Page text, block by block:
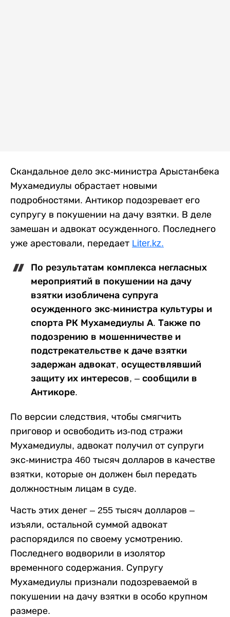
Скандальное дело экс-министра Арыстанбека
Мухамедиулы обрастает новыми
подробностями. Антикор подозревает его
супругу в покушении на дачу взятки. В деле
замешан и адвокат осужденного. Последнего
уже арестовали, передает Liter.kz.
По результатам комплекса негласных
мероприятий в покушении на дачу
взятки изобличена супруга
осужденного экс-министра культуры и
спорта РК Мухамедиулы А. Также по
подозрению в мошенничестве и
подстрекательстве к даче взятки
задержан адвокат, осуществлявший
защиту их интересов, – сообщили в
Антикоре.
По версии следствия, чтобы смягчить
приговор и освободить из-под стражи
Мухамедиулы, адвокат получил от супруги
экс-министра 460 тысяч долларов в качестве
взятки, которые он должен был передать
должностным лицам в суде.
Часть этих денег – 255 тысяч долларов –
изъяли, остальной суммой адвокат
распорядился по своему усмотрению.
Последнего водворили в изолятор
временного содержания. Супругу
Мухамедиулы признали подозреваемой в
покушении на дачу взятки в особо крупном
размере.